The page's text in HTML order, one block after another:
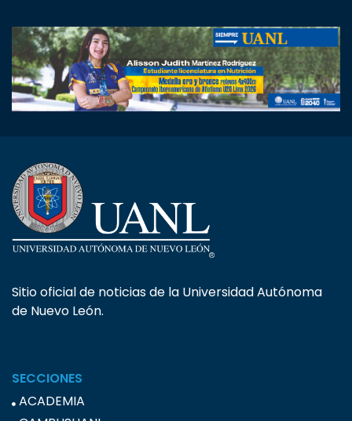
Sitio oficial de noticias de la Universidad Autónoma
de Nuevo León.
SECCIONES
ACADEMIA